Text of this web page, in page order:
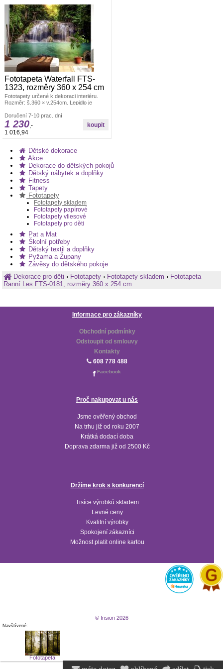
Fototapeta Waterfall FTS-
1323, rozměry 360 x 254 cm
Fototapety určené k dekoraci interiéru.
Rozměr: š.360 × v.254cm. Lepidlo je
lepení ve čtyřech dílech. Lepidlem se
natírá fototapeta. Offsetový tisk.
Doručení 7-10 prac. dní
1 230,-
1 016,94
Dětské dekorace
Akce
Dekorace do dětských pokojů
Dětský nábytek a doplňky
Fitness
Tapety
Fototapety
Fototapety skladem
Fototapety papírové
Fototapety vliesové
Fototapety pro děti
Pat a Mat
Školní potřeby
Dětský textil a doplňky
Pyžama a Župany
Závěsy do dětského pokoje
Dekorace pro děti› Fototapety › Fototapety skladem › Fototapeta
Ranní Les FTS-0181, rozměry 360 x 254 cm
Informace pro zákazníky
Obchodní podmínky
Odstoupit od smlouvy
Kontakty
608 778 488
Facebook
Proč nakupovat u nás
Jsme ověřený obchod
Na trhu již od roku 2007
Krátká dodací doba
Doprava zdarma již od 2500 Kč
Držíme krok s konkurencí
Tisíce výrobků skladem
Levné ceny
Kvalitní výrobky
Spokojení zákazníci
Možnost platit online kartou
© Insion 2026
Navštívené:
Fototapeta
Ranní Les